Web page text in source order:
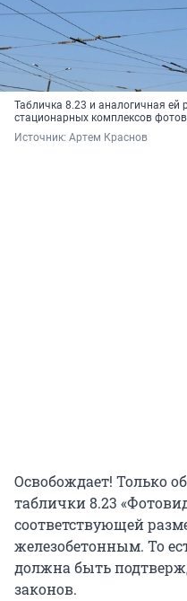
Табличка 8.23 и аналогичная ей
стационарных комплексов
Источник: Артем Краснов
Освобождает! Только
таблички 8.23
соответствующей
железобетонным. То
должна быть
законов.